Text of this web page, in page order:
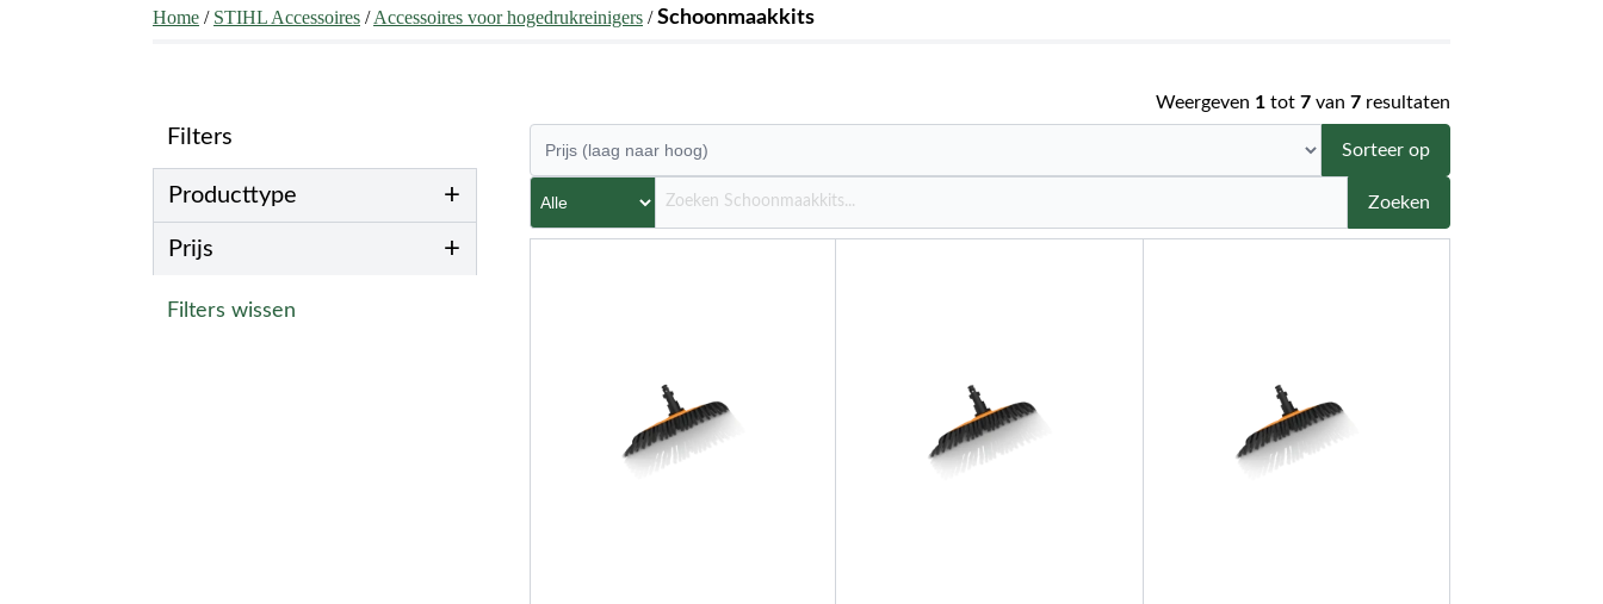
Home / STIHL Accessoires /Accessoires voor hogedrukreinigers /Schoonmaakkits
Filters
Producttype +
Prijs +
Filters wissen
Weergeven 1 tot 7 van 7 resultaten
Sorteer op
Zoeken